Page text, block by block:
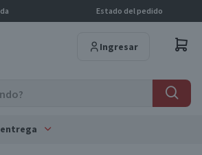
Estado del pedido
Ingresar